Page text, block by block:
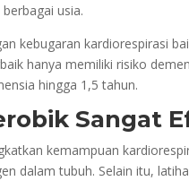
usia.
kebugaran kardiorespirasi
hanya memiliki risiko
hingga 1,5 tahun.
Sangat
kemampuan
dalam tubuh. Selain itu,